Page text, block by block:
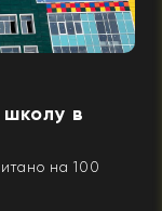
в
на 100